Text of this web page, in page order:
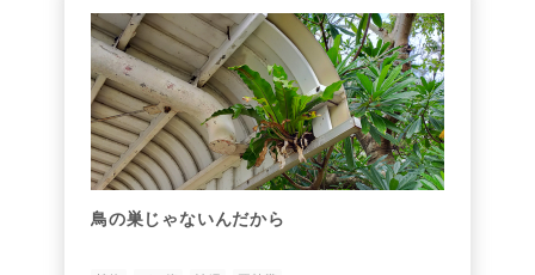
鳥の巣じゃないんだから